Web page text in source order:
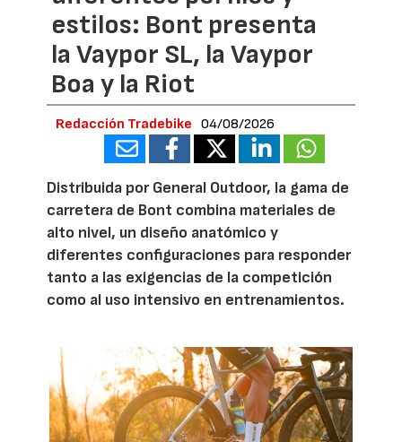
estilos: Bont presenta
la Vaypor SL, la Vaypor
Boa y la Riot
Redacción Tradebike 04/08/2026
Distribuida por General Outdoor, la gama de
carretera de Bont combina materiales de
alto nivel, un diseño anatómico y
diferentes configuraciones para responder
tanto a las exigencias de la competición
como al uso intensivo en entrenamientos.